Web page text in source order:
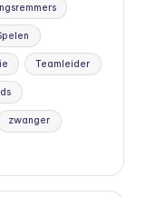
Teamleider
zwanger